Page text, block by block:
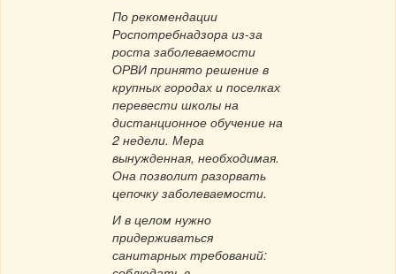
По рекомендации
Роспотребнадзора из-за
роста заболеваемости
ОРВИ принято решение в
крупных городах и поселках
перевести школы на
дистанционное обучение на
2 недели. Мера
вынужденная, необходимая.
Она позволит разорвать
цепочку заболеваемости.
И в целом нужно
придерживаться
санитарных требований: